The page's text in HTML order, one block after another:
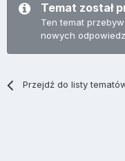
Temat został
Ten temat
nowych
Przejdź do listy